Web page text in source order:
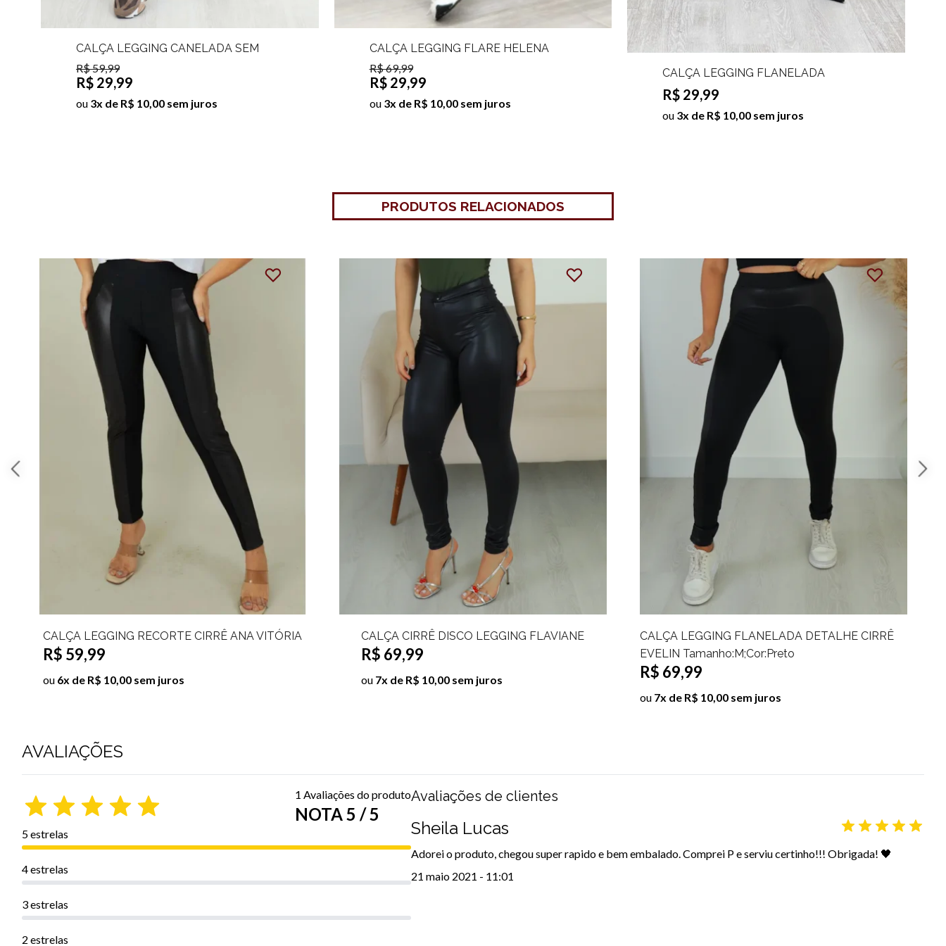
CALÇA LEGGING CANELADA SEM
COSTURA BRIANIE
R$ 59,99
R$ 29,99
ou 3x de R$ 10,00 sem juros
CALÇA LEGGING FLARE HELENA
R$ 69,99
R$ 29,99
ou 3x de R$ 10,00 sem juros
CALÇA LEGGING FLANELADA
LAUANY
R$ 29,99
ou 3x de R$ 10,00 sem juros
PRODUTOS RELACIONADOS
RECORTE CIRRÊ ANA VITÓRIA
10,00 sem juros
CALÇA CIRRÊ DISCO LEGGING FLAVIANE
7x de R$ 10,00 sem juros
CALÇA LEGGING FLANELADA DETALHE CIRRÊ
EVELIN Tamanho:M;Cor:Preto
7x de R$ 10,00 sem juros
CALÇA
38%
OFF
AVALIAÇÕES
1 Avaliações do produto
NOTA 5 / 5
5 estrelas
4 estrelas
3 estrelas
2 estrelas
Avaliações de clientes
Sheila Lucas
Adorei o produto, chegou super rapido e bem embalado. Comprei P e serviu certinho!!! Obrigada! 🖤
21 maio 2021 - 11:01